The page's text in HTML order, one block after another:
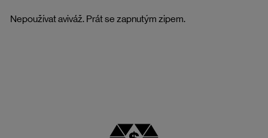
Nepoužívat aviváž. Prát se zapnutým zipem.